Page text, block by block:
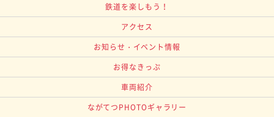
鉄道を楽しもう！
アクセス
お知らせ・イベント情報
お得なきっぷ
車両紹介
ながてつPHOTOギャラリー